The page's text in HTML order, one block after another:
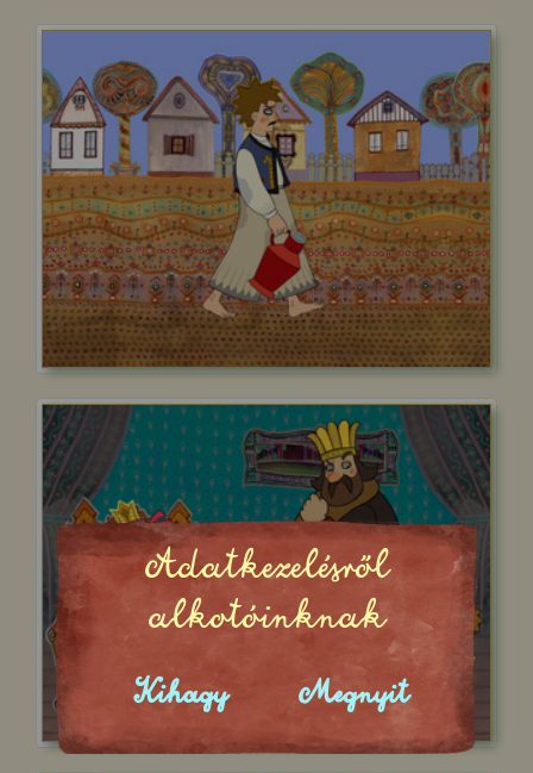
Adatkezelésről
alkotóinknak
Kihagy Megnyit